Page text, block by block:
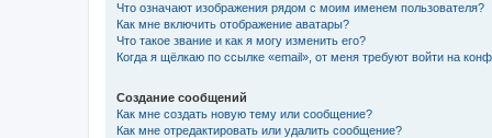
Что означают изображения рядом с моим именем пользователя?
Как мне включить отображение аватары?
Что такое звание и как я могу изменить его?
Когда я щёлкаю по ссылке «email», от меня требуют войти на
Создание сообщений
Как мне создать новую тему или сообщение?
Как мне отредактировать или удалить сообщение?